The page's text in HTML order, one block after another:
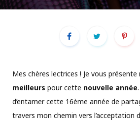
Mes chères lectrices ! Je vous présente
meilleurs pour cette nouvelle année
d’entamer cette 16ème année de
travers mon chemin vers l’acceptation